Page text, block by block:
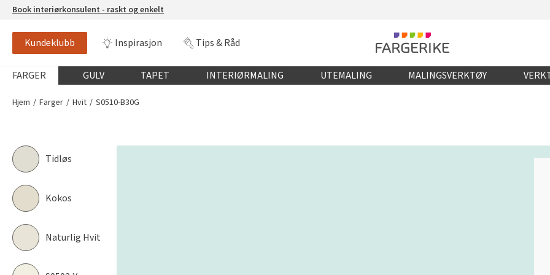
Book interiørkonsulent - raskt og enkelt
Kundeklubb Inspirasjon Tips & Råd
Globalnavigasjon mobil
FARGER GULV TAPET INTERIØRMALING UTEMALING MALINGSVERKTØY
S0510-B30G
Hjem Farger Hvit S0510-B30G
Tidløs
Kokos
Naturlig Hvit